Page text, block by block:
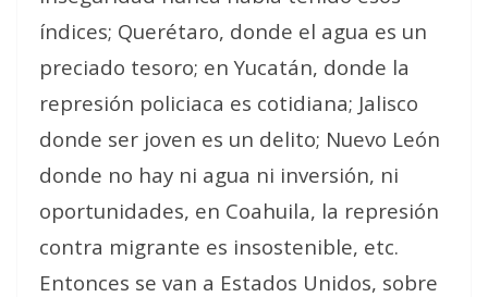
índices; Querétaro, donde el agua es un
preciado tesoro; en Yucatán, donde la
represión policiaca es cotidiana; Jalisco
donde ser joven es un delito; Nuevo León
donde no hay ni agua ni inversión, ni
oportunidades, en Coahuila, la represión
contra migrante es insostenible, etc.
Entonces se van a Estados Unidos, sobre